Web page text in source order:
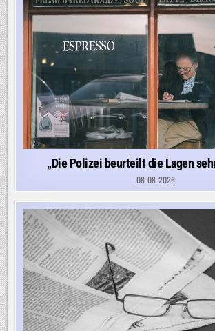
„Die Polizei beurteilt die Lagen
08-08-2026